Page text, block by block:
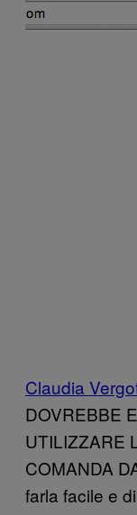
Claudia
DOVREBBE
UTILIZZARE
COMANDA
farla facile e